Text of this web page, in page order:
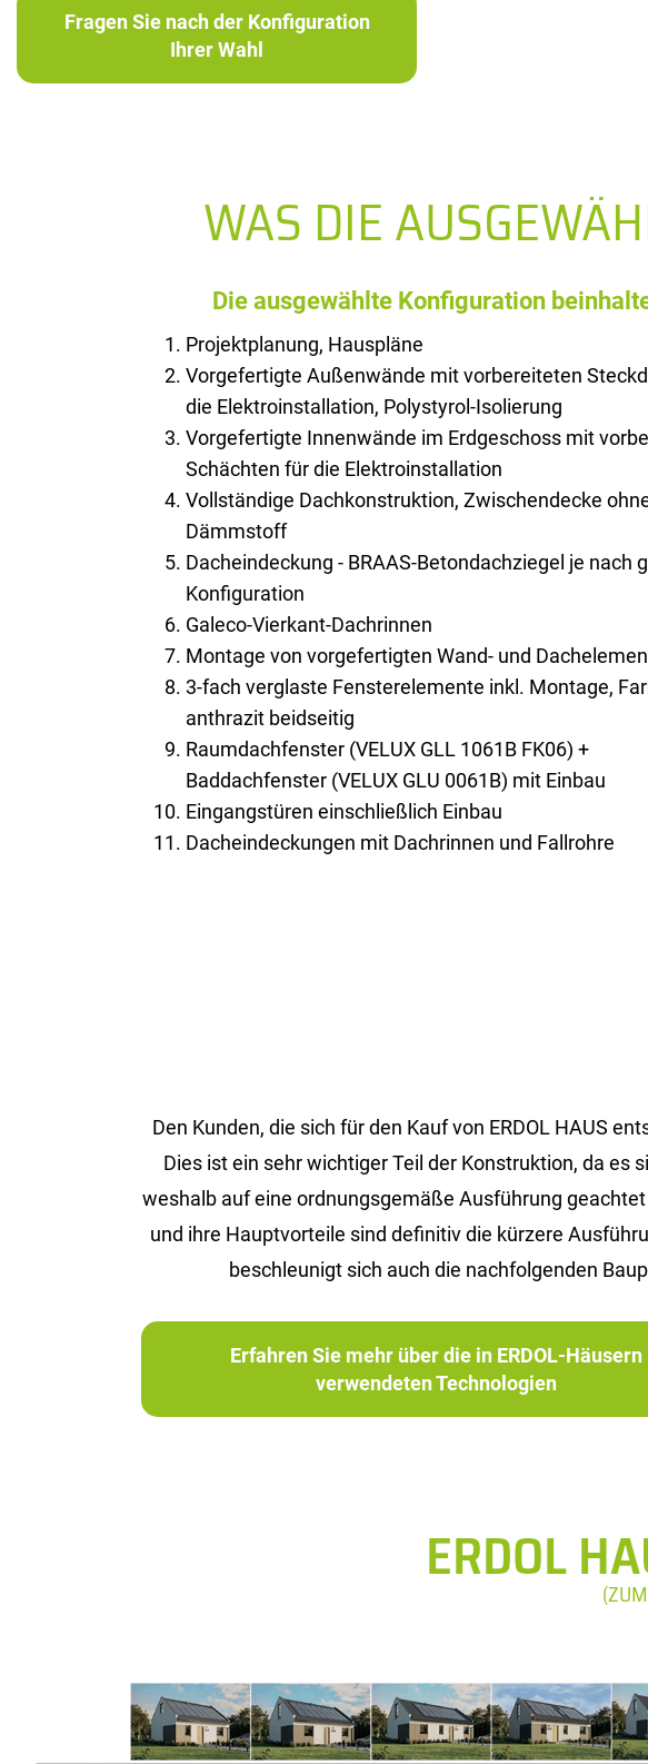
Fragen Sie nach der Konfiguration
Ihrer Wahl
WAS DIE
Die ausgewählte Konfiguration
Projektplanung, Hauspläne
Vorgefertigte Außenwände mit vorbereiteten
die Elektroinstallation, Polystyrol-Isolierung
Vorgefertigte Innenwände im Erdgeschoss mit
Schächten für die Elektroinstallation
Vollständige Dachkonstruktion, Zwischendecke
Dämmstoff
Dacheindeckung - BRAAS-Betondachziegel je nach
Konfiguration
Galeco-Vierkant-Dachrinnen
Montage von vorgefertigten Wand- und
3-fach verglaste Fensterelemente inkl. Montage,
anthrazit beidseitig
Raumdachfenster (VELUX GLL 1061B FK06) +
Baddachfenster (VELUX GLU 0061B) mit Einbau
Eingangstüren einschließlich Einbau
Dacheindeckungen mit Dachrinnen und Fallrohre
Den Kun­den, die sich für den Kauf von ERDOL HAUS
Dies ist ein sehr wich­ti­ger Teil der Kon­struk­ti­on, da
wes­halb auf eine ord­nungs­ge­mä­ße Aus­füh­rung
und ihre Haupt­vor­tei­le sind de­fi­ni­tiv die kür­ze­re
be­schleu­nigt sich auch die nach­fol­gen­den
Erfahren Sie mehr über die in ERDOL-Häusern
verwendeten Technologien
ERDOL